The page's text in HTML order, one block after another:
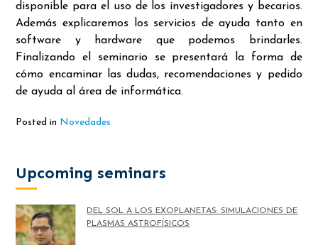
disponible para el uso de los investigadores y becarios.
Además explicaremos los servicios de ayuda tanto en
software y hardware que podemos brindarles.
Finalizando el seminario se presentará la forma de
cómo encaminar las dudas, recomendaciones y pedido
de ayuda al área de informática.
Posted in Novedades
Upcoming seminars
DEL SOL A LOS EXOPLANETAS: SIMULACIONES DE
PLASMAS ASTROFÍSICOS